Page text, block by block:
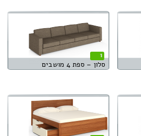
1
סלון – ספת 4 מושבים